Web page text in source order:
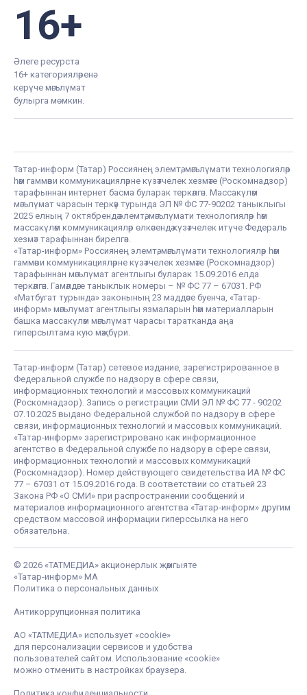
16+
Әлеге ресурста
16+ категорияләренә
керүче мәгълүмат
булырга мөмкин.
Татар-информ (Татар) Россиянең элемтә, мәгълүмати технологияләр
һәм гаммәви коммуникацияләрне күзәтчелек хезмәте (Роскомнадзор)
тарафыннан интернет басма буларак теркәлгән. Массакүләм
мәгълүмат чарасын теркәү турында ЭЛ № ФС 77-90202 таныклыгы
2025 елның 7 октябрендә элемтә, мәгълүмати технологияләр һәм
массакүләм коммуникацияләр өлкәсендә күзәтчелек итүче Федераль
хезмәт тарафыннан бирелгән.
«Татар-информ» Россиянең элемтә, мәгълүмати технологияләр һәм
гаммәви коммуникацияләрне күзәтчелек хезмәте (Роскомнадзор)
тарафыннан мәгълүмат агентлыгы буларак 15.09.2016 елда
теркәлгән. Гамәлдәге таныклык номеры – № ФС 77 – 67031. РФ
«Матбугат турында» законының 23 маддәсе буенча, «Татар-
информ» мәгълүмат агентлыгы язмаларын һәм материалларын
башка массакүләм мәгълүмат чарасы таратканда аңа
гиперсылтама кую мәҗбүри.
Татар-информ (Татар) сетевое издание, зарегистрированное в
Федеральной службе по надзору в сфере связи,
информационных технологий и массовых коммуникаций
(Роскомнадзор). Запись о регистрации СМИ ЭЛ № ФС 77 - 90202
07.10.2025 выдано Федеральной службой по надзору в сфере
связи, информационных технологий и массовых коммуникаций.
«Татар-информ» зарегистрировано как информационное
агентство в Федеральной службе по надзору в сфере связи,
информационных технологий и массовых коммуникаций
(Роскомнадзор). Номер действующего свидетельства ИА № ФС
77 – 67031 от 15.09.2016 года. В соответствии со статьей 23
Закона РФ «О СМИ» при распространении сообщений и
материалов информационного агентства «Татар-информ» другим
средством массовой информации гиперссылка на него
обязательна.
© 2026 «ТАТМЕДИА» акционерлык җәмгыяте
«Татар-информ» МА
Политика о персональных данных
Антикоррупционная политика
АО «ТАТМЕДИА» использует «cookie»
для персонализации сервисов и удобства
пользователей сайтом. Использование «cookie»
можно отменить в настройках браузера.